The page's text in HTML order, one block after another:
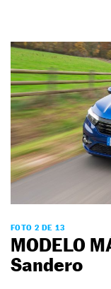
FOTO 2 DE 13
MODELO
Sandero